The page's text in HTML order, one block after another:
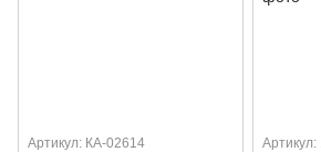
Артикул: КА-02614 Артикул: